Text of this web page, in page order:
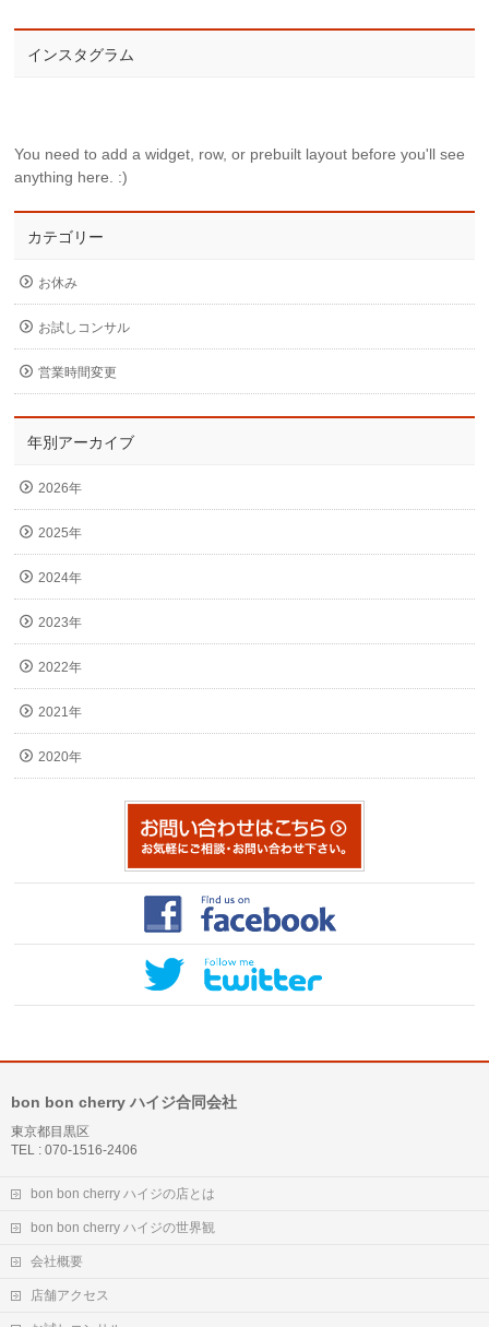
インスタグラム
You need to add a widget, row, or prebuilt layout before you'll see
anything here. :)
カテゴリー
お休み
お試しコンサル
営業時間変更
年別アーカイブ
2026年
2025年
2024年
2023年
2022年
2021年
2020年
bon bon cherry ハイジ合同会社
東京都目黒区
TEL : 070-1516-2406
bon bon cherry ハイジの店とは
bon bon cherry ハイジの世界観
会社概要
店舗アクセス